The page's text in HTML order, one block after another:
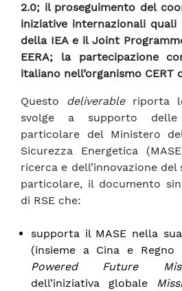
2.0; il proseguimento del
iniziative internazionali quali
della IEA e il Joint
EERA; la partecipazione
italiano nell’organismo CERT
Questo deliverable riporta
svolge a supporto
particolare del Ministero
Sicurezza Energetica
ricerca e dell’innovazione
particolare, il documento
di RSE che:
supporta il MASE nella
(insieme a Cina e Regno
Powered Future
dell’iniziativa globale